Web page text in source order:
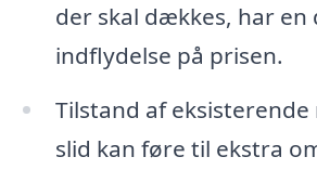
der skal dækkes, har en
indflydelse på prisen.
Tilstand af eksisterende
slid kan føre til ekstra